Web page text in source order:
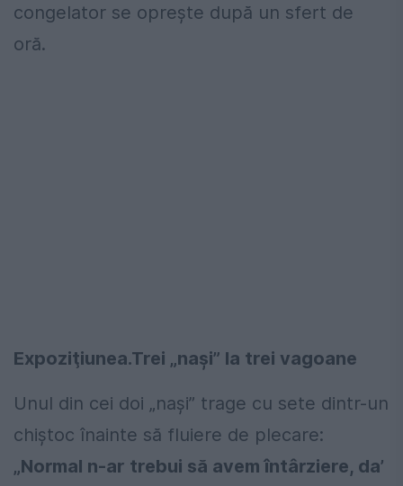
congelator se oprește după un sfert de
oră.
Expoziţiunea.Trei „nași” la trei vagoane
Unul din cei doi „nași” trage cu sete dintr-un
chiștoc înainte să fluiere de plecare:
„Normal n-ar trebui să avem întârziere, da’